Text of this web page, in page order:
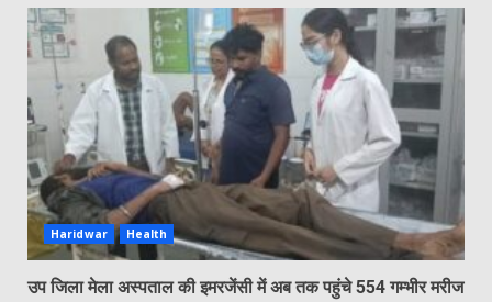
Haridwar Health
उप जिला मेला अस्पताल की इमरजेंसी में अब तक पहुंचे 554 गम्भीर मरीज